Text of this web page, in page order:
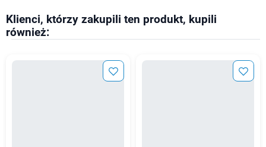
Klienci, którzy zakupili ten produkt, kupili
również: